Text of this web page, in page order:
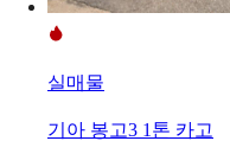
실매물
기아 봉고3 1톤 카고